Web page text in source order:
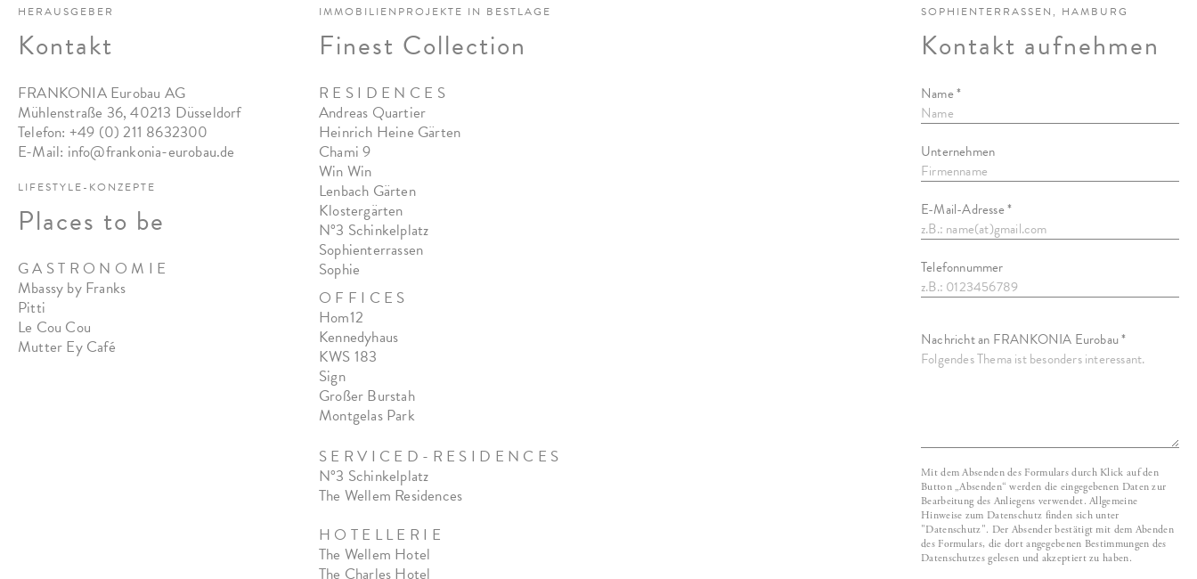
HERAUSGEBER
Kontakt
FRANKONIA Eurobau AG
Mühlenstraße 36, 40213 Düsseldorf
Telefon: +49 (0) 211 8632300
E-Mail: info@frankonia-eurobau.de
LIFESTYLE-KONZEPTE
Places to be
G A S T R O N O M I E
Mbassy by Franks
Pitti
Le Cou Cou
Mutter Ey Café
IMMOBILIENPROJEKTE IN BESTLAGE
Finest Collection
R E S I D E N C E S
Andreas Quartier
Heinrich Heine Gärten
Chami 9
Win Win
Lenbach Gärten
Klostergärten
N°3 Schinkelplatz
Sophienterrassen
Sophie
O F F I C E S
Hom12
Kennedyhaus
KWS 183
Sign
Großer Burstah
Montgelas Park
S E R V I C E D - R E S I D E N C E S
N°3 Schinkelplatz
The Wellem Residences
H O T E L L E R I E
The Wellem Hotel
The Charles Hotel
SOPHIENTERRASSEN, HAMBURG
Kontakt aufnehmen
Name *
Unternehmen
E-Mail-Adresse *
Telefonnummer
Nachricht an FRANKONIA Eurobau *
Mit dem Absenden des Formulars durch Klick auf den
Button „Absenden“ werden die eingegebenen Daten zur
Bearbeitung des Anliegens verwendet. Allgemeine
Hinweise zum Datenschutz finden sich unter
"Datenschutz". Der Absender bestätigt mit dem Abenden
des Formulars, die dort angegebenen Bestimmungen des
Datenschutzes gelesen und akzeptiert zu haben.